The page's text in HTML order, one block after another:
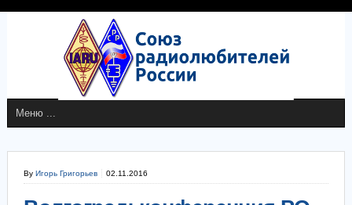
By Игорь Григорьев 02.11.2016